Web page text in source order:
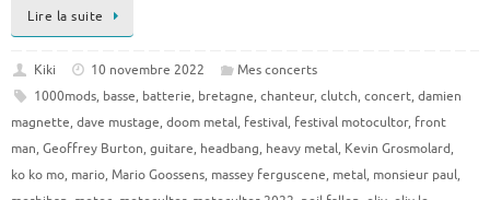
Lire la suite
Kiki 10 novembre 2022
Mes concerts
1000mods, basse, batterie, bretagne, chanteur, clutch, concert, damien
magnette, dave mustage, doom metal, festival, festival motocultor, front
man, Geoffrey Burton, guitare, headbang, heavy metal, Kevin Grosmolard,
ko ko mo, mario, Mario Goossens, massey ferguscene, metal, monsieur paul,